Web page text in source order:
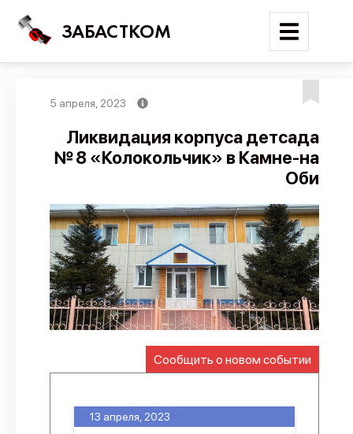
ЗАБАСТКОМ
Поиск
Карта событий
Трудовые конфликты
Отчеты
Предложить публикацию
Справочник
API
О проекте
5 апреля, 2023
Ликвидация корпуса детсада
№ 8 «Колокольчик» в Камне-на
Оби
Сообщить о новом событии
13 апреля, 2023